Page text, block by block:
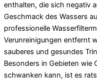
enthalten, die sich negativ
Geschmack des Wassers
professionelle
Verunreinigungen entfernt
sauberes und gesundes
Besonders in Gebieten wie
schwanken kann, ist es